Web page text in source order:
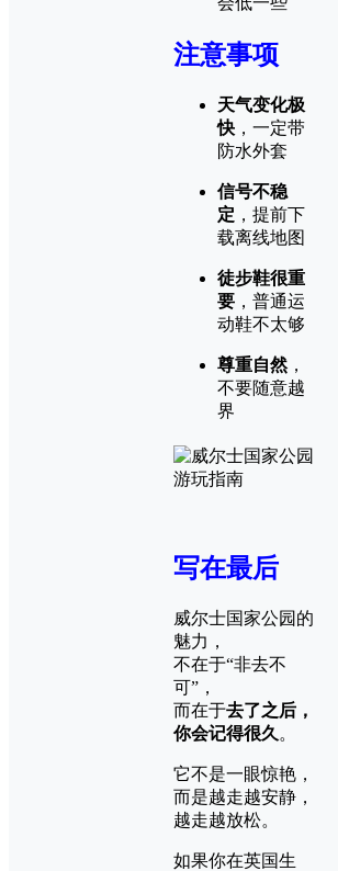
注意事项
天气变化极
快 ，一定带
防水外套
信号不稳
定 ，提前下
载离线地图
徒步鞋很重
要 ，普通运
动鞋不太够
尊重自然，
不要随意越
界
写在最后
威尔士国家公园的
魅力，
不在于“非去不
可”，
而在于去了之后，
你会记得很久 。
它不是一眼惊艳，
而是越走越安静，
越走越放松。
如果你在英国生